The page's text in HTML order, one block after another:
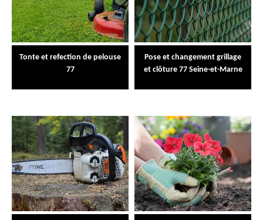
Tonte et refection de pelouse
77
Pose et changement grillage
et clôture 77 Seine-et-Marne